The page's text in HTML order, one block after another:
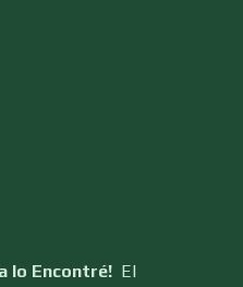
y Alfombras
lo Encontré! El